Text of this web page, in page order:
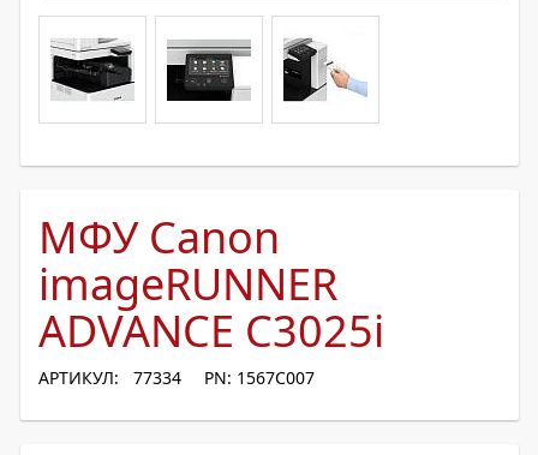
МФУ Canon
imageRUNNER
ADVANCE C3025i
АРТИКУЛ: 77334 PN: 1567C007